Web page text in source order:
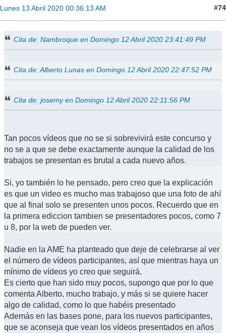
Lunes 13 Abril 2020 00:36:13 AM #74
Cita de: Nambroque en Domingo 12 Abril 2020 23:41:49 PM
Cita de: Alberto Lunas en Domingo 12 Abril 2020 22:47:52 PM
Cita de: josemy en Domingo 12 Abril 2020 22:11:56 PM
Tan pocos vídeos que no se si sobrevivirá este concurso y
no se a que se debe exactamente aunque la calidad de los
trabajos se presentan es brutal a cada nuevo años.
Si, yo también lo he pensado, pero creo que la explicación
es que un video es mucho mas trabajoso que una foto de ahí
que al final solo se presenten unos pocos. Recuerdo que en
la primera ediccion tambien se presentadores pocos, como 7
u 8, por la web de pueden ver.
Nadie en la AME ha planteado que deje de celebrarse al ver
el número de vídeos participantes, así que mientras haya un
mínimo de vídeos yo creo que seguirá.
Es cierto que han sido muy pocos, supongo que por lo que
comenta Alberto, mucho trabajo, y más si se quiere hacer
algo de calidad, como lo que habéis presentado
Además en las bases pone, para los nuevos participantes,
que se aconseja que vean los vídeos presentados en años